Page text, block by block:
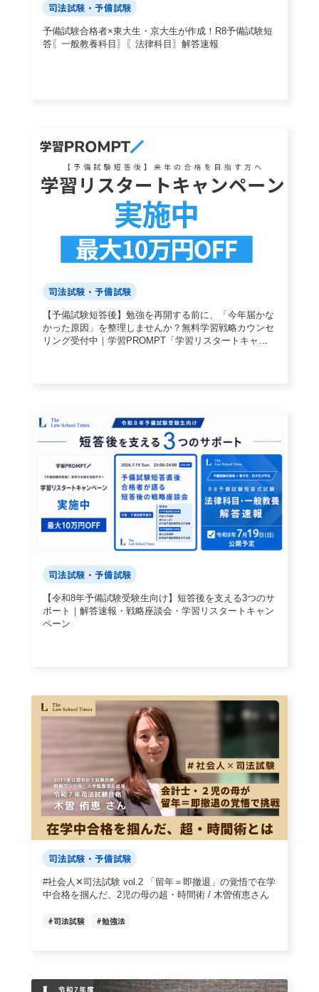
司法試験・予備試験
予備試験合格者×東大生・京大生が作成！R8予備試験短
答〖一般教養科目〗〖法律科目〗解答速報
司法試験・予備試験
【予備試験短答後】勉強を再開する前に、「今年届かな
かった原因」を整理しませんか？無料学習戦略カウンセ
リング受付中｜学習PROMPT「学習リスタートキャン
司法試験・予備試験
【令和8年予備試験受験生向け】短答後を支える3つのサ
ポート｜解答速報・戦略座談会・学習リスタートキャン
ペーン
司法試験・予備試験
#社会人✕司法試験 vol.2 「留年＝即撤退」の覚悟で在学
中合格を掴んだ、2児の母の超・時間術 / 木曽侑恵さん
#司法試験 #勉強法